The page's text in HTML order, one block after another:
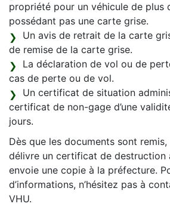
propriété pour un véhicule de plus
possédant pas une carte grise.
Un avis de retrait de la carte
de remise de la carte grise.
La déclaration de vol ou de
cas de perte ou de vol.
Un certificat de situation
certificat de non-gage d’une
jours.
Dès que les documents sont
délivre un certificat de destruction
envoie une copie à la préfecture.
d’informations, n’hésitez pas à
VHU.